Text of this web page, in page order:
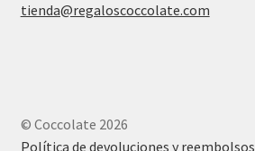
tienda@regaloscoccolate.com
© Coccolate 2026
Política de devoluciones y reembolsos